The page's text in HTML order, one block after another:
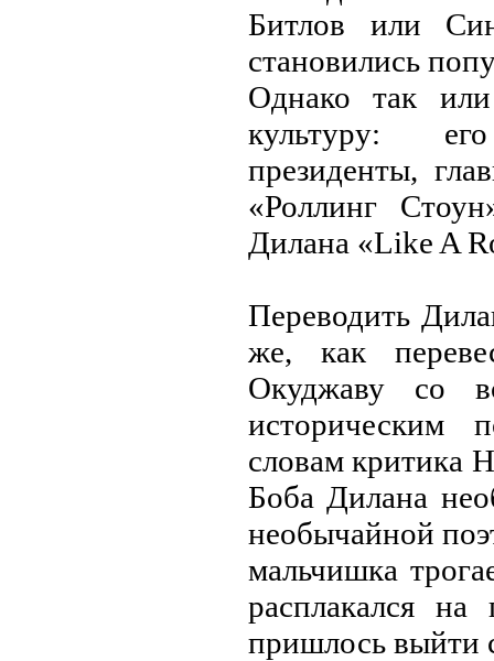
Битлов или
становились
Однако так
культуру:
президенты,
«Роллинг
Дилана «Like A
Переводить
же, как
Окуджаву со
историческим
словам критика
Боба Дилана
необычайной
мальчишка
расплакался
пришлось выйти